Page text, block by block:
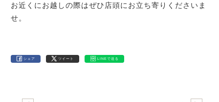
お近くにお越しの際はぜひ店頭にお立ち寄りくださいま
せ。
シェア ツイート LINEで送る